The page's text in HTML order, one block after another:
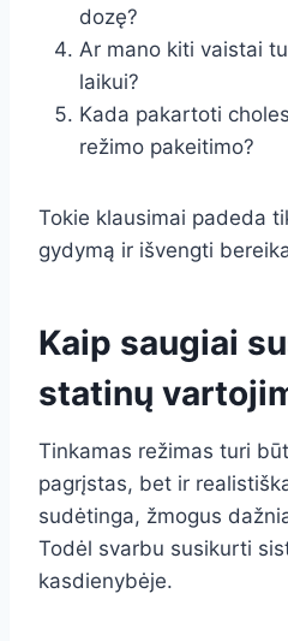
dozę?
Ar mano kiti vaistai
laikui?
Kada pakartoti
režimo pakeitimo?
Tokie klausimai padeda
gydymą ir išvengti
Kaip saugiai
statinų
Tinkamas režimas turi
pagrįstas, bet ir
sudėtinga, žmogus
Todėl svarbu susikurti
kasdienybėje.